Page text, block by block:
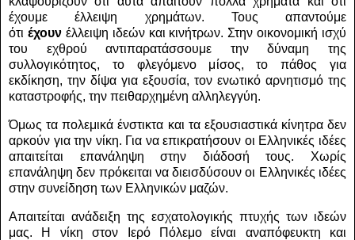
έχουμε έλλειψη χρημάτων. Τους απαντούμε
ότι έχουνέλλειψη ιδεών και κινήτρων. Στην οικονομική ισχύ
του εχθρού αντιπαρατάσσουμε την δύναμη της
συλλογικότητος, το φλεγόμενο μίσος, το πάθος για
εκδίκηση, την δίψα για εξουσία, τον ενωτικό αρνητισμό της
καταστροφής, την πειθαρχημένη αλληλεγγύη.
Όμως τα πολεμικά ένστικτα και τα εξουσιαστικά κίνητρα δεν
αρκούν για την νίκη. Για να επικρατήσουν οι Ελληνικές ιδέες
απαιτείται επανάληψη στην διάδοσή τους. Χωρίς
επανάληψη δεν πρόκειται να διεισδύσουν οι Ελληνικές ιδέες
στην συνείδηση των Ελληνικών μαζών.
Απαιτείται ανάδειξη της εσχατολογικής πτυχής των ιδεών
μας. Η νίκη στον Ιερό Πόλεμο είναι αναπόφευκτη και